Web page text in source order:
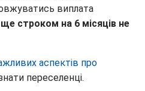
виплата
строком на 6 місяців не
аспектів про
переселенці.